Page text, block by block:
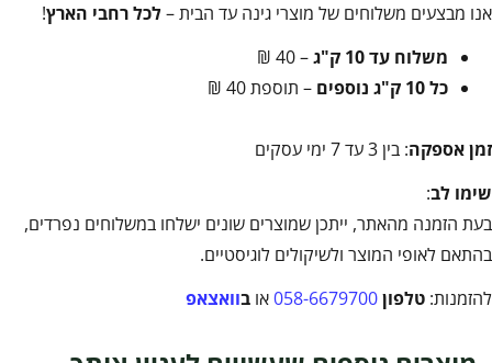
אנו מבצעים משלוחים של מוצרי גינה עד הבית –לכל רחבי הארץ!
משלוח עד 10 ק"ג
– 40 ₪
כל 10 ק"ג נוספים
– תוספת 40 ₪
זמן אספקה: בין 3 עד 7 ימי עסקים
שימו לב:
בעת הזמנה מהאתר, ייתכן שמוצרים שונים ישלחו במשלוחים נפרדים,
בהתאם לאופי המוצר ולשיקולים לוגיסטיים.
להזמנות: טלפון058-6679700או בוואצאפ